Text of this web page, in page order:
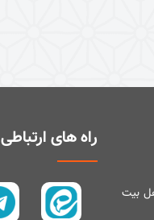
بیت
راه های ارتباطی